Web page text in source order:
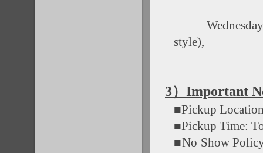
style),
3）Important
■Pickup
■Pickup Time:
■No Show